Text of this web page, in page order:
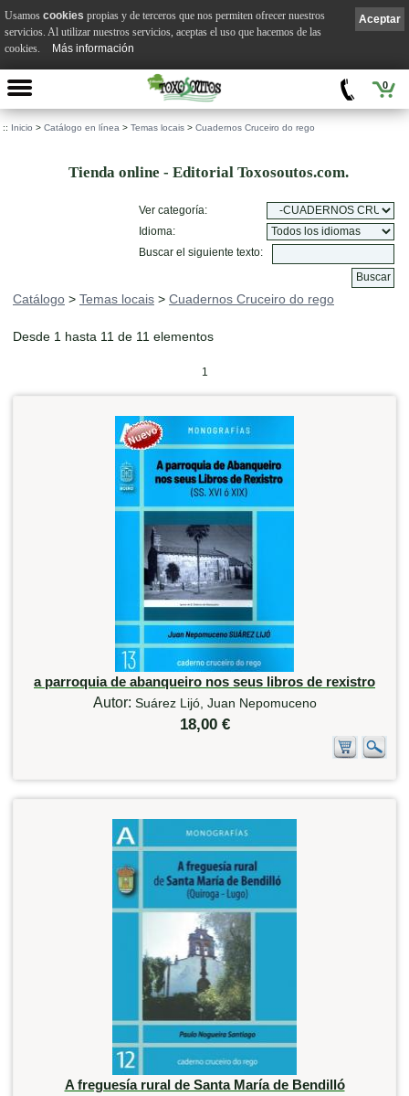
0
:: Inicio > Catálogo en línea > Temas locais > Cuadernos Cruceiro do rego
Tienda online - Editorial Toxosoutos.com.
Ver categoría:
Idioma:
Buscar el siguiente texto:
Catálogo > Temas locais > Cuadernos Cruceiro do rego
Desde 1 hasta 11 de 11 elementos
1
a parroquia de abanqueiro nos seus libros de rexistro
Autor: Suárez Lijó, Juan Nepomuceno
18,00 €
A freguesía rural de Santa María de Bendilló
Aceptar
Usamos cookies propias y de terceros que nos permiten ofrecer nuestros
servicios. Al utilizar nuestros servicios, aceptas el uso que hacemos de las
cookies.
Más información